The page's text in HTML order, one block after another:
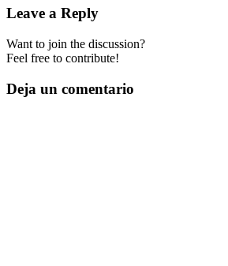
Leave a Reply
Want to join the discussion?
Feel free to contribute!
Deja un comentario